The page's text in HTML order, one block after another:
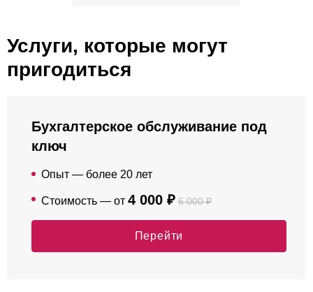
Услуги, которые могут
пригодиться
Бухгалтерское обслуживание под
ключ
Опыт — более 20 лет
Стоимость — от 4 000 ₽ 6 000 ₽
Перейти